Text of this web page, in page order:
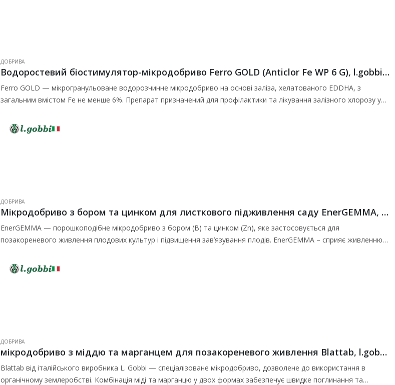
ДОБРИВА
Водоростевий біостимулятор-мікродобриво Ferro GOLD (Anticlor Fe WP 6 G), l.gobbi -1 л
Ferro GOLD — мікрогранульоване водорозчинне мікродобриво на основі заліза, хелатованого EDDHA, з
загальним вмістом Fe не менше 6%. Препарат призначений для профілактики та лікування залізного хлорозу у
ДОБРИВА
Мікродобриво з бором та цинком для листкового підживлення саду EnerGEMMA, l.gobbi -2 кг
EnerGEMMA — порошкоподібне мікродобриво з бором (B) та цинком (Zn), яке застосовується для
позакореневого живлення плодових культур і підвищення зав’язування плодів. EnerGEMMA – сприяє живленню
ДОБРИВА
мікродобриво з міддю та марганцем для позакореневого живлення Blattab, l.gobbi -1 л
Blattab від італійського виробника L. Gobbi — спеціалізоване мікродобриво, дозволене до використання в
органічному землеробстві. Комбінація міді та марганцю у двох формах забезпечує швидке поглинання та